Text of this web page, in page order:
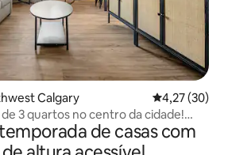
Calgary 4,27 de uma
4,27 (30)
3 quartos no centro da cidade!
de casas com